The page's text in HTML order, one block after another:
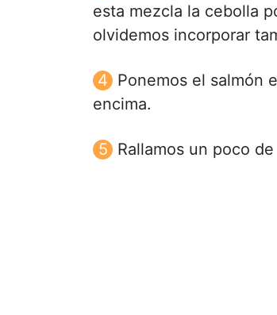
esta mezcla la cebolla
olvidemos incorporar
Ponemos el salmón
encima.
Rallamos un poco